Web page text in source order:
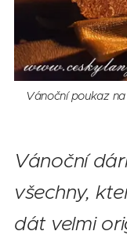
Vánoční poukaz
Vánoční
všechny,
dát velmi